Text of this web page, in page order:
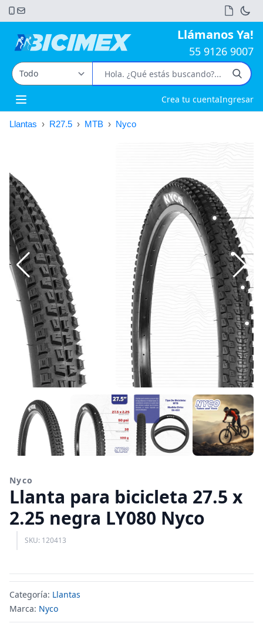
Llámanos Ya!
55 9126 9007
Open main menu Crea tu cuentaIngresar
Llantas › R27.5 › MTB › Nyco
Nyco
Llanta para bicicleta 27.5 x
2.25 negra LY080 Nyco
SKU: 120413
Categoría: Llantas
Marca: Nyco